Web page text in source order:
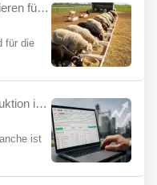
Leitfaden zur Fütterung von Kleintieren für Anfänger
für die
Rentabilität in der Futtermittelproduktion in Zeiten der Unsicherheit aufrechterhalten: Die strategische Bedeutung von Rationssoftware
ist